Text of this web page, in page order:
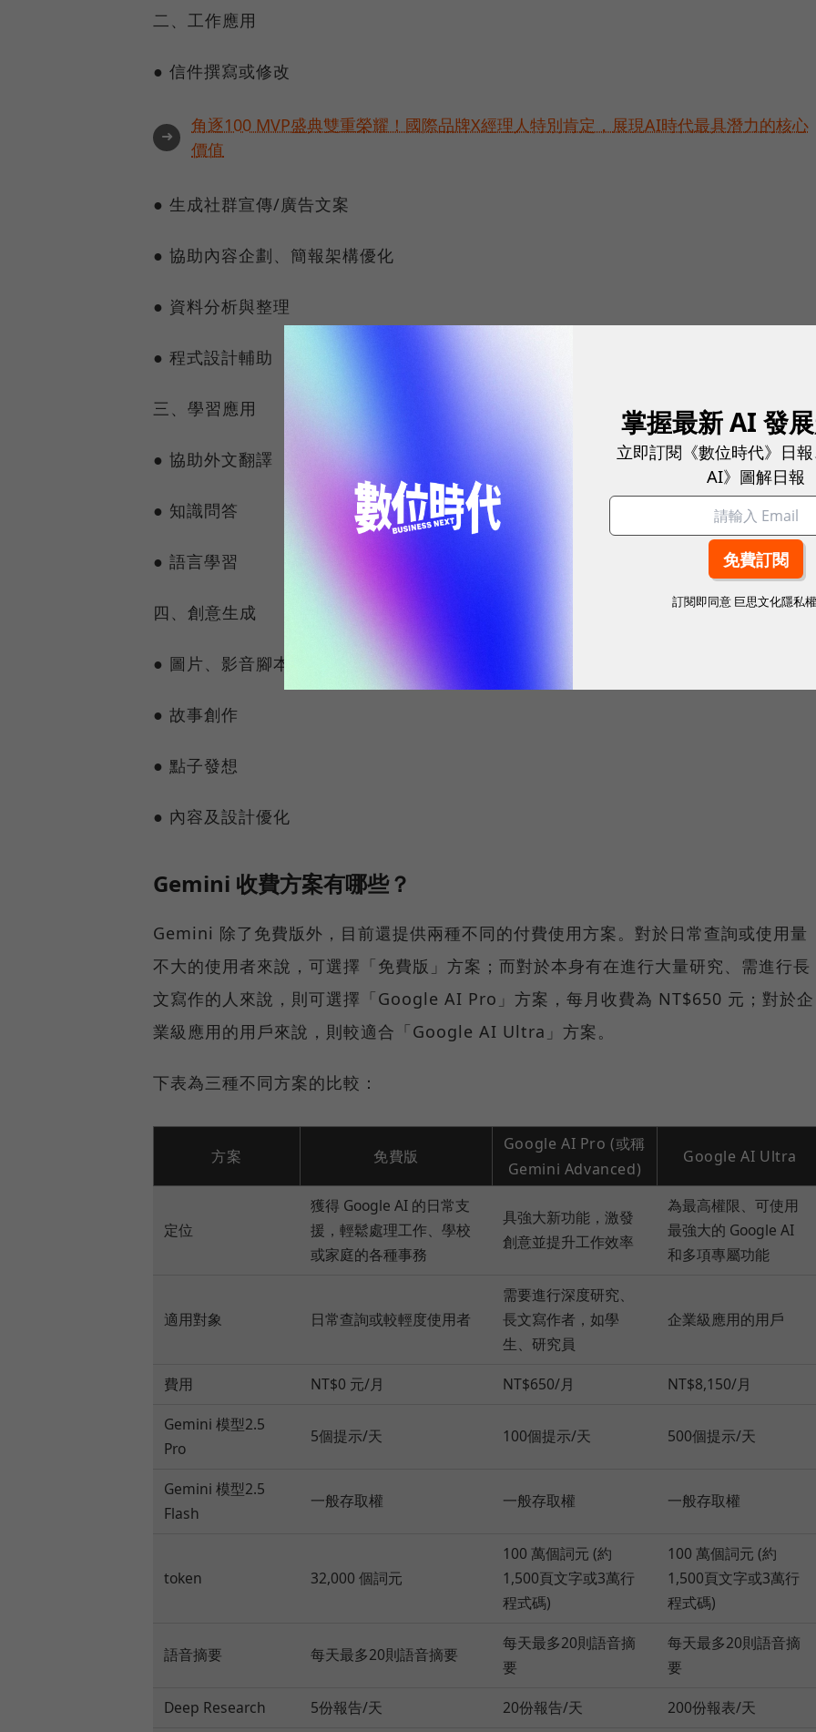
二、工作應用
● 信件撰寫或修改
➜
角逐100 MVP盛典雙重榮耀！國際品牌X經理人特別肯定，展現AI時代最具潛力的核心
價值
● 生成社群宣傳/廣告文案
● 協助內容企劃、簡報架構優化
● 資料分析與整理
● 程式設計輔助
三、學習應用
● 協助外文翻譯
● 知識問答
● 語言學習
四、創意生成
● 圖片、影音腳本、影片生成
● 故事創作
● 點子發想
● 內容及設計優化
Gemini 收費方案有哪些？
Gemini 除了免費版外，目前還提供兩種不同的付費使用方案。對於日常查詢或使用量
不大的使用者來說，可選擇「免費版」方案；而對於本身有在進行大量研究、需進行長
文寫作的人來說，則可選擇「Google AI Pro」方案，每月收費為 NT$650 元；對於企
業級應用的用戶來說，則較適合「Google AI Ultra」方案。
下表為三種不同方案的比較：
方案 免費版
Google AI Pro (或稱
Gemini Advanced)
Google AI Ultra
定位
獲得 Google AI 的日常支
援，輕鬆處理工作、學校
或家庭的各種事務
具強大新功能，激發
創意並提升工作效率
為最高權限、可使用
最強大的 Google AI
和多項專屬功能
適用對象 日常查詢或較輕度使用者
需要進行深度研究、
長文寫作者，如學
生、研究員
企業級應用的用戶
費用 NT$0 元/月 NT$650/月
NT$8,150/月
Gemini 模型2.5
Pro
5個提示/天 100個提示/天 500個提示/天
Gemini 模型2.5
Flash
一般存取權 一般存取權 一般存取權
token 32,000 個詞元
100 萬個詞元 (約
1,500頁文字或3萬行
程式碼)
100 萬個詞元 (約
1,500頁文字或3萬行
程式碼)
語音摘要 每天最多20則語音摘要
每天最多20則語音摘
要
每天最多20則語音摘
要
Deep Research
5份報告/天 20份報告/天 200份報表/天
掌握最新 AI 發
立即訂閱《數位時代》日
AI》圖解日報
訂閱即同意 巨思文化隱私